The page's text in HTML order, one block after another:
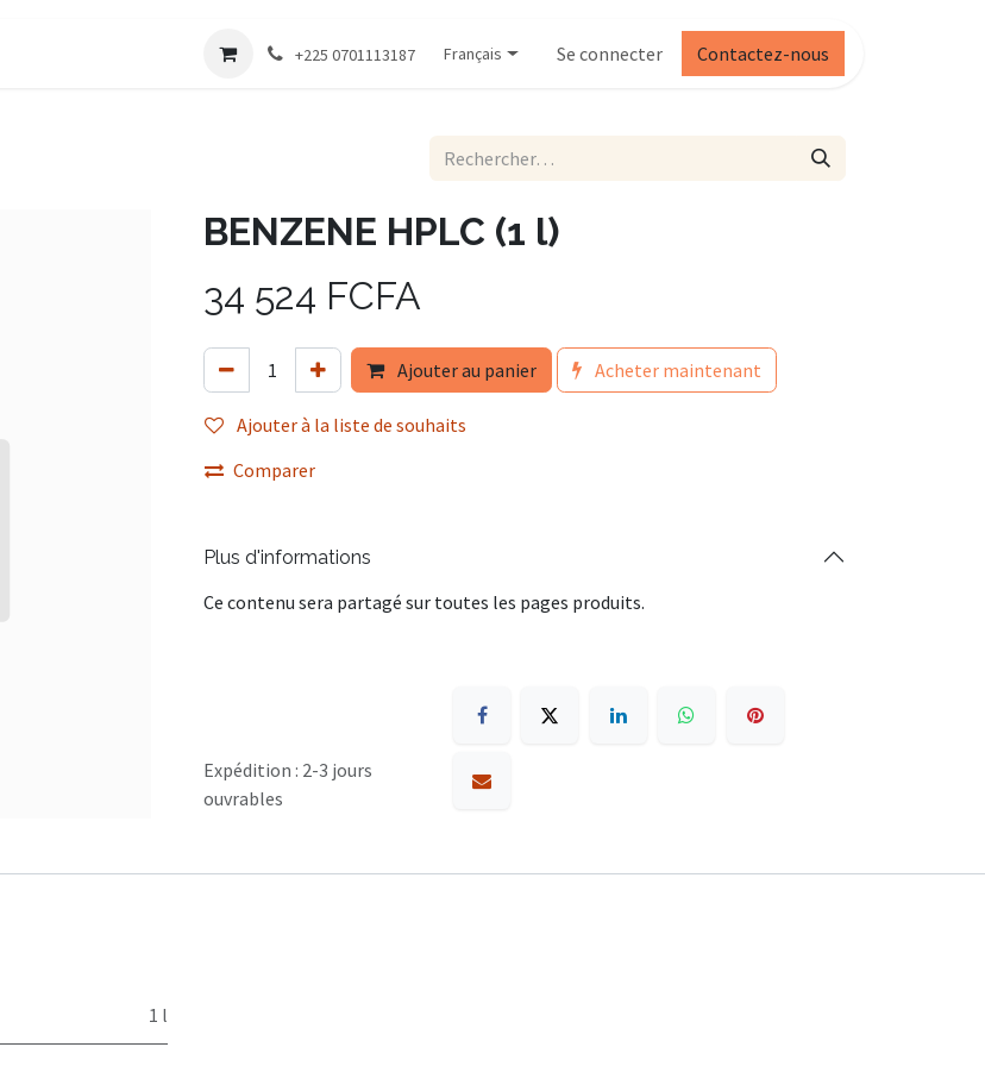
+225 0701113187 Français Se connecter Contactez-nous
BENZENE HPLC (1 l)
34 524 FCFA
Ajouter au panier Acheter maintenant
Ajouter à la liste de souhaits
Comparer
Plus d'informations
Ce contenu sera partagé sur toutes les pages produits.
Expédition : 2-3 jours
ouvrables
1 l